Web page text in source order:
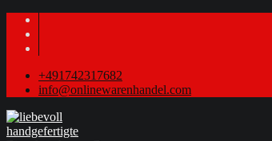
+491742317682
info@onlinewarenhandel.com